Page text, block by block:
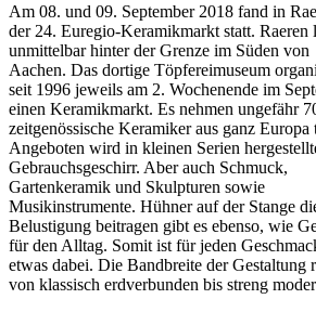
Am 08. und 09. September 2018 fand in
der 24. Euregio-Keramikmarkt statt. Raeren
unmittelbar hinter der Grenze im Süden von
Aachen. Das dortige Töpfereimuseum
seit 1996 jeweils am 2. Wochenende im
einen Keramikmarkt. Es nehmen ungefähr
zeitgenössische Keramiker aus ganz Europa
Angeboten wird in kleinen Serien
Gebrauchsgeschirr. Aber auch Schmuck,
Gartenkeramik und Skulpturen sowie
Musikinstrumente. Hühner auf der Stange
Belustigung beitragen gibt es ebenso, wie
für den Alltag. Somit ist für jeden
etwas dabei. Die Bandbreite der Gestaltung
von klassisch erdverbunden bis streng